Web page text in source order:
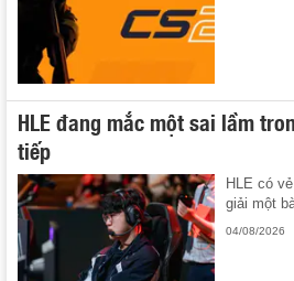
HLE đang mắc một sai lầm
tiếp
HLE có
giải một
04/08/2026